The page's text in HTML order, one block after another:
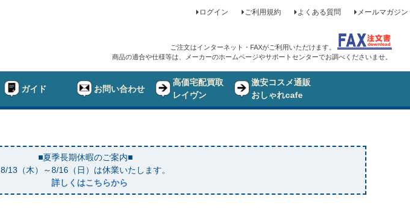
ログイン ご利用規約 よくある質問 メールマガジン
ご注文はインターネット・FAXがご利用いただけます。
商品の適合や仕様等は、メーカーのホームページやサポートセンターでお調べくださいませ。
ガイド お問い合わせ
高価宅配買取
レイヴン
激安コスメ通販
おしゃれcafe
■夏季長期休暇のご案内■
8/13（木）～8/16（日）は休業いたします。
詳しくはこちらから